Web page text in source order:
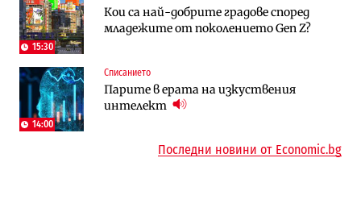
15:30
Кои са най-добрите градове според
младежите от поколението Gen Z?
14:00
Списанието
Парите в ерата на изкуствения
интелект
медии обмислят да се откажат
напълно от Google
Пазарът на труда продължава да се
охлажда, а три сектора го дърпат
надолу
за износ на дизел и керосин
Интервю | Истинската иновация идва
от решаването на реални проблеми на
потребителите
Последни новини от Economic.bg